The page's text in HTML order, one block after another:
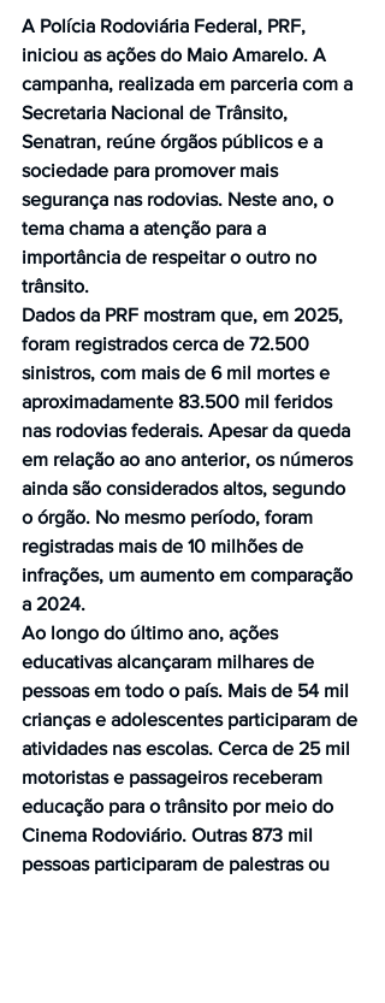
A Polícia Rodoviária Federal, PRF,
iniciou as ações do Maio Amarelo. A
campanha, realizada em parceria com a
Secretaria Nacional de Trânsito,
Senatran, reúne órgãos públicos e a
sociedade para promover mais
segurança nas rodovias. Neste ano, o
tema chama a atenção para a
importância de respeitar o outro no
trânsito.
Dados da PRF mostram que, em 2025,
foram registrados cerca de 72.500
sinistros, com mais de 6 mil mortes e
aproximadamente 83.500 mil feridos
nas rodovias federais. Apesar da queda
em relação ao ano anterior, os números
ainda são considerados altos, segundo
o órgão. No mesmo período, foram
registradas mais de 10 milhões de
infrações, um aumento em comparação
a 2024.
Ao longo do último ano, ações
educativas alcançaram milhares de
pessoas em todo o país. Mais de 54 mil
crianças e adolescentes participaram de
atividades nas escolas. Cerca de 25 mil
motoristas e passageiros receberam
educação para o trânsito por meio do
Cinema Rodoviário. Outras 873 mil
pessoas participaram de palestras ou